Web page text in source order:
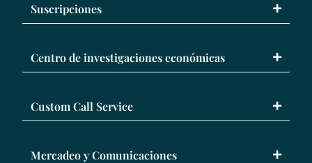
Suscripciones
Centro de investigaciones económicas
Custom Call Service
Mercadeo y Comunicaciones